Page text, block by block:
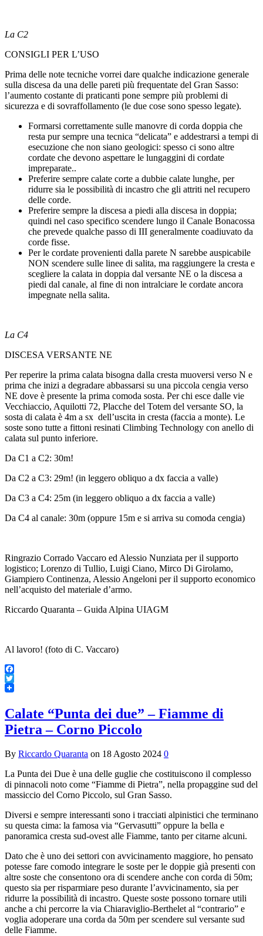
La C2
CONSIGLI PER L’USO
Prima delle note tecniche vorrei dare qualche indicazione generale
sulla discesa da una delle pareti più frequentate del Gran Sasso:
l’aumento costante di praticanti pone sempre più problemi di
sicurezza e di sovraffollamento (le due cose sono spesso legate).
Formarsi correttamente sulle manovre di corda doppia che
resta pur sempre una tecnica “delicata” e addestrarsi a tempi di
esecuzione che non siano geologici: spesso ci sono altre
cordate che devono aspettare le lungaggini di cordate
impreparate..
Preferire sempre calate corte a dubbie calate lunghe, per
ridurre sia le possibilità di incastro che gli attriti nel recupero
delle corde.
Preferire sempre la discesa a piedi alla discesa in doppia;
quindi nel caso specifico scendere lungo il Canale Bonacossa
che prevede qualche passo di III generalmente coadiuvato da
corde fisse.
Per le cordate provenienti dalla parete N sarebbe auspicabile
NON scendere sulle linee di salita, ma raggiungere la cresta e
scegliere la calata in doppia dal versante NE o la discesa a
piedi dal canale, al fine di non intralciare le cordate ancora
impegnate nella salita.
La C4
DISCESA VERSANTE NE
Per reperire la prima calata bisogna dalla cresta muoversi verso N e
prima che inizi a degradare abbassarsi su una piccola cengia verso
NE dove è presente la prima comoda sosta. Per chi esce dalle vie
Vecchiaccio, Aquilotti 72, Placche del Totem del versante SO, la
sosta di calata è 4m a sx dell’uscita in cresta (faccia a monte). Le
soste sono tutte a fittoni resinati Climbing Technology con anello di
calata sul punto inferiore.
Da C1 a C2: 30m!
Da C2 a C3: 29m! (in leggero obliquo a dx faccia a valle)
Da C3 a C4: 25m (in leggero obliquo a dx faccia a valle)
Da C4 al canale: 30m (oppure 15m e si arriva su comoda cengia)
Ringrazio Corrado Vaccaro ed Alessio Nunziata per il supporto
logistico; Lorenzo di Tullio, Luigi Ciano, Mirco Di Girolamo,
Giampiero Continenza, Alessio Angeloni per il supporto economico
nell’acquisto del materiale d’armo.
Riccardo Quaranta – Guida Alpina UIAGM
Al lavoro! (foto di C. Vaccaro)
Facebook
Twitter
Calate “Punta dei due” – Fiamme di
Pietra – Corno Piccolo
By Riccardo Quaranta on 18 Agosto 2024 0
La Punta dei Due è una delle guglie che costituiscono il complesso
di pinnacoli noto come “Fiamme di Pietra”, nella propaggine sud del
massiccio del Corno Piccolo, sul Gran Sasso.
Diversi e sempre interessanti sono i tracciati alpinistici che terminano
su questa cima: la famosa via “Gervasutti” oppure la bella e
panoramica cresta sud-ovest alle Fiamme, tanto per citarne alcuni.
Dato che è uno dei settori con avvicinamento maggiore, ho pensato
potesse fare comodo integrare le soste per le doppie già presenti con
altre soste che consentono ora di scendere anche con corda di 50m;
questo sia per risparmiare peso durante l’avvicinamento, sia per
ridurre la possibilità di incastro. Queste soste possono tornare utili
anche a chi percorre la via Chiaraviglio-Berthelet al “contrario” e
voglia adoperare una corda da 50m per scendere sul versante sud
delle Fiamme.